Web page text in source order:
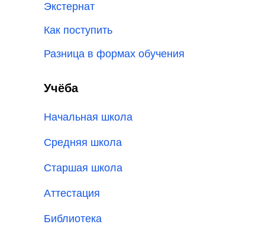
Как поступить
Экстернат
Разница в формах обучения
Учёба
Начальная школа
Средняя школа
Старшая школа
Аттестация
Библиотека